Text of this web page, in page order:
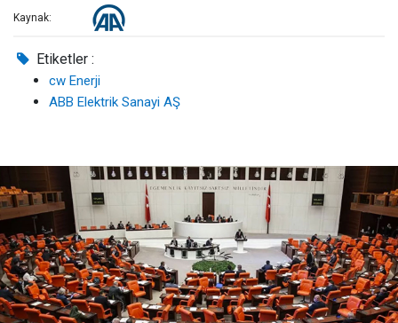
Kaynak:
Etiketler :
cw Enerji
ABB Elektrik Sanayi AŞ